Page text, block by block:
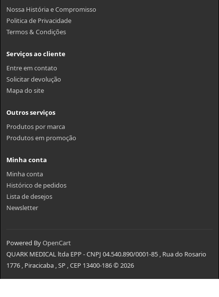
Nossa História e Compromisso
Politica de Privacidade
Termos & Condições
Serviços ao cliente
Entre em contato
Solicitar devolução
Mapa do site
Outros serviços
Produtos por marca
Produtos em promoção
Minha conta
Minha conta
Histórico de pedidos
Lista de desejos
Newsletter
Powered ByOpenCart
QUARK MEDICAL ltda EPP - CNPJ 04.540.890/0001-85 , Rua do Rosario
1776 , Piracicaba , SP , CEP 13400-186 © 2026